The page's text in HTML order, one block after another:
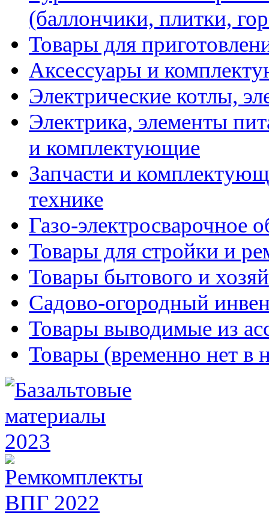
(баллончики, плитки,
Товары для
Аксессуары и
Электрические котлы,
Электрика, элементы
и комплектующие
Запчасти и
технике
Газо-электросварочное
Товары для стройки и
Товары бытового и
Садово-огородный
Товары выводимые из
Товары (временно нет в